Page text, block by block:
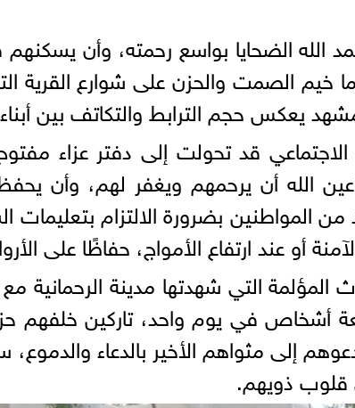
الله الضحايا بواسع رحمته، وأن
خيم الصمت والحزن على شوارع القرية
يعكس حجم الترابط والتكاتف بين
قد تحولت إلى دفتر عزاء
الله أن يرحمهم ويغفر لهم، وأن
المواطنين بضرورة الالتزام بتعليمات
أو عند ارتفاع الأمواج، حفاظًا على
المؤلمة التي شهدتها مدينة الرحمانية
أشخاص في يوم واحد، تاركين خلفهم
إلى مثواهم الأخير بالدعاء والدموع،
قلوب ذويهم.